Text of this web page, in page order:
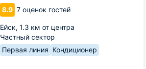
8.9 7 оценок гостей
Ейск, 1.3 км от центра
Частный сектор
Первая линия Кондиционер